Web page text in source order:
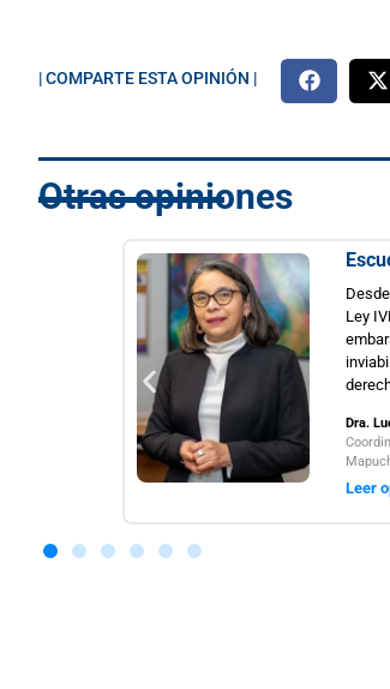
| COMPARTE ESTA OPINIÓN |
Otras opiniones
Escuchar un
Desde 2017, Chile
Ley IVE, que regula y
embarazo bajo tres
inviabilidad fetal
derecho...
Dra. Lucy Ketterer
Coordinadora del
Mapuche
Leer opinión